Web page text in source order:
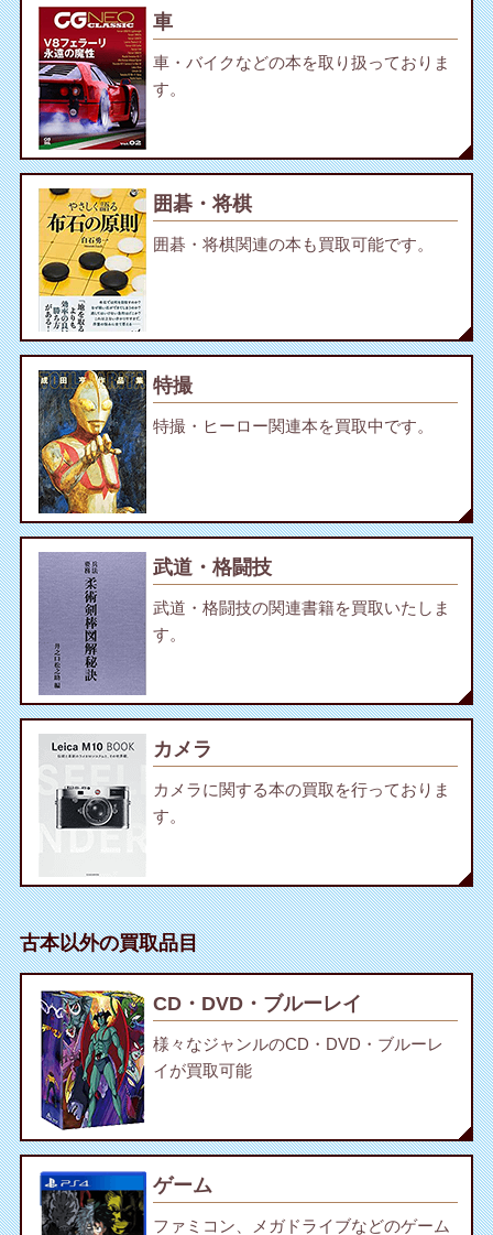
車
車・バイクなどの本を取り扱っておりま
す。
囲碁・将棋
囲碁・将棋関連の本も買取可能です。
特撮
特撮・ヒーロー関連本を買取中です。
武道・格闘技
武道・格闘技の関連書籍を買取いたしま
す。
カメラ
カメラに関する本の買取を行っておりま
す。
古本以外の買取品目
CD・DVD・ブルーレイ
様々なジャンルのCD・DVD・ブルーレ
イが買取可能
ゲーム
ファミコン、メガドライブなどのゲーム